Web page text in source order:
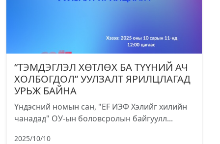
“ТЭМДЭГЛЭЛ ХӨТЛӨХ БА ТҮҮНИЙ АЧ
ХОЛБОГДОЛ” УУЛЗАЛТ ЯРИЛЦЛАГАД
УРЬЖ БАЙНА
Үндэсний номын сан, "EF ИЭФ Хэлийг хилийн
чанадад" ОУ-ын боловсролын байгуулл...
2025/10/10